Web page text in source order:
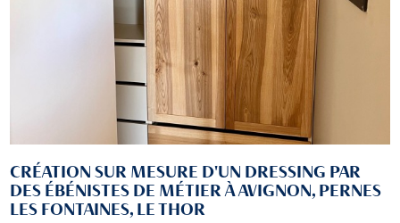
CRÉATION SUR MESURE D'UN DRESSING PAR
DES ÉBÉNISTES DE MÉTIER À AVIGNON, PERNES
LES FONTAINES, LE THOR